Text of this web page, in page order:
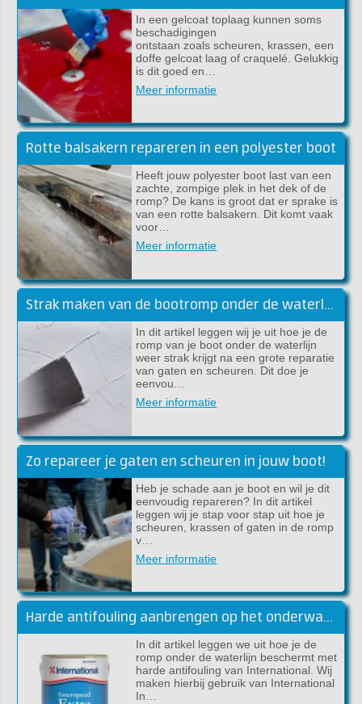
In een gelcoat toplaag kunnen soms
beschadigingen
ontstaan zoals scheuren, krassen, een
doffe gelcoat laag of craquelé. Gelukkig
is dit goed en…
Meer informatie
Rotte balsakern repareren in een polyester boot
Heeft jouw polyester boot last van een
zachte, zompige plek in het dek of de
romp? De kans is groot dat er sprake is
van een rotte balsakern. Dit komt vaak
voor…
Meer informatie
Strak maken van de bootromp onder de waterlijn met epoxy plamuur
In dit artikel leggen wij je uit hoe je de
romp van je boot onder de waterlijn
weer strak krijgt na een grote reparatie
van gaten en scheuren. Dit doe je
eenvou…
Meer informatie
Zo repareer je gaten en scheuren in jouw boot!
Heb je schade aan je boot en wil je dit
eenvoudig repareren? In dit artikel
leggen wij je stap voor stap uit hoe je
scheuren, krassen of gaten in de romp
v…
Meer informatie
Harde antifouling aanbrengen op het onderwaterschip
In dit artikel leggen we uit hoe je de
romp onder de waterlijn beschermt met
harde antifouling van International. Wij
maken hierbij gebruik van International
In…